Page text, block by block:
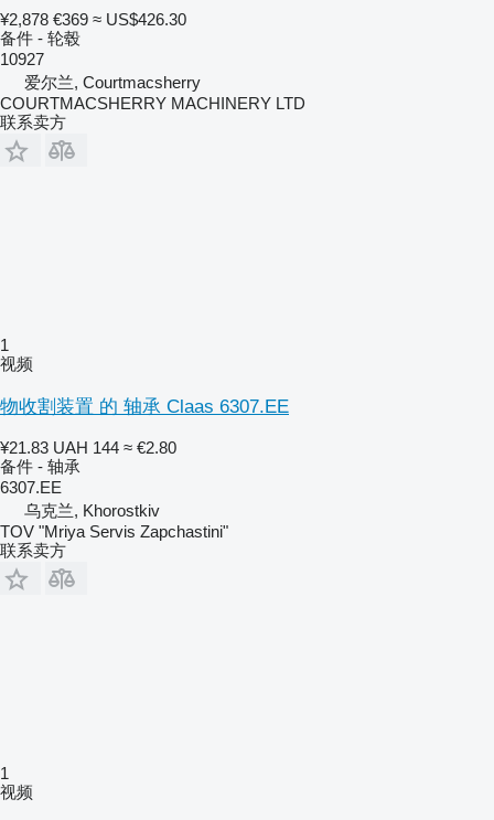
¥2,878 €369 ≈ US$426.30
备件 - 轮毂
10927
爱尔兰, Courtmacsherry
COURTMACSHERRY MACHINERY LTD
联系卖方
1
视频
物收割装置 的 轴承 Claas 6307.EE
¥21.83 UAH 144 ≈ €2.80
备件 - 轴承
6307.ЕЕ
乌克兰, Khorostkiv
TOV "Mriya Servis Zapchastini"
联系卖方
1
视频